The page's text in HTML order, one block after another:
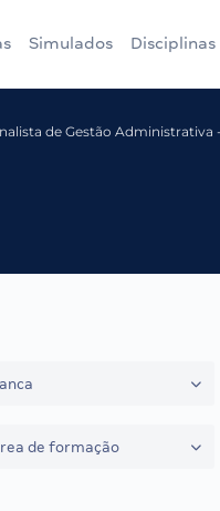
Simulados Disciplinas
de Gestão Administrativa
de formação